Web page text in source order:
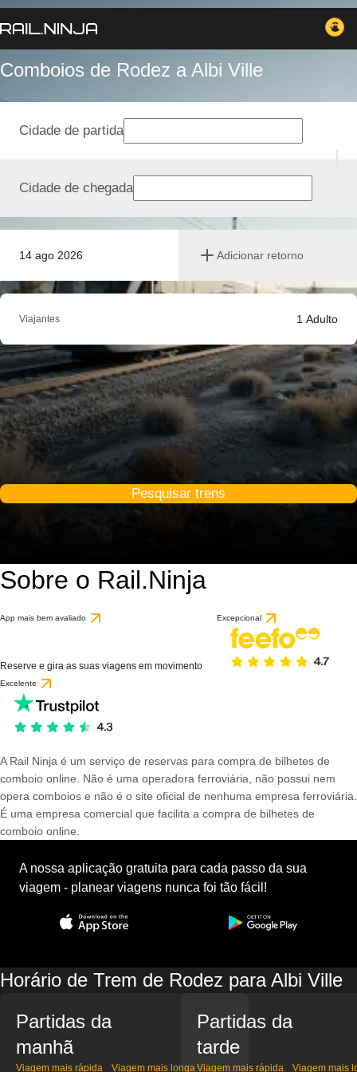
Comboios de Rodez a Albi Ville
14 ago 2026 Adicionar retorno
Cidade de partida
Cidade de chegada
Viajantes 1 Adulto
Pesquisar trens
Sobre o Rail.Ninja
App mais bem avaliado
Reserve e gira as suas viagens em movimento
Excepcional
Excelente
A Rail Ninja é um serviço de reservas para compra de bilhetes de
comboio online. Não é uma operadora ferroviária, não possui nem
opera comboios e não é o site oficial de nenhuma empresa ferroviária.
É uma empresa comercial que facilita a compra de bilhetes de
comboio online.
A nossa aplicação gratuita para cada passo da sua
viagem - planear viagens nunca foi tão fácil!
Horário de Trem de Rodez para Albi Ville
Partidas da
manhã
Viagem mais rápida Viagem mais longa
Partidas da
tarde
Viagem mais rápida Viagem mais